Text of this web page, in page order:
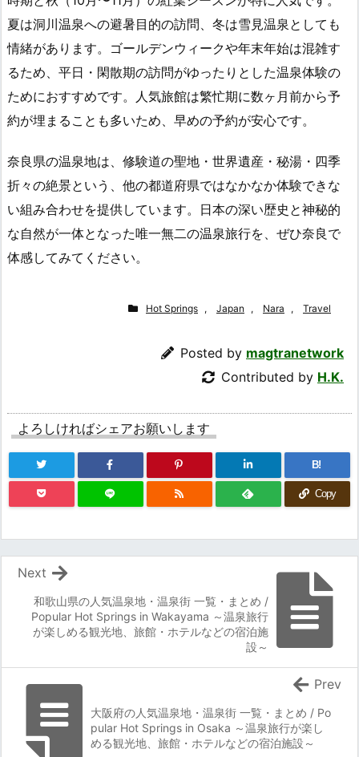
夏は洞川温泉への避暑目的の訪問、冬は雪見温泉としても
情緒があります。ゴールデンウィークや年末年始は混雑す
るため、平日・閑散期の訪問がゆったりとした温泉体験の
ためにおすすめです。人気旅館は繁忙期に数ヶ月前から予
約が埋まることも多いため、早めの予約が安心です。
奈良県の温泉地は、修験道の聖地・世界遺産・秘湯・四季
折々の絶景という、他の都道府県ではなかなか体験できな
い組み合わせを提供しています。日本の深い歴史と神秘的
な自然が一体となった唯一無二の温泉旅行を、ぜひ奈良で
体感してみてください。
Hot Springs , Japan , Nara , Travel
Posted by magtranetwork
Contributed by H.K.
よろしければシェアお願いします
B!
Copy
和歌山県の人気温泉地・温泉街 一覧・まとめ /
Popular Hot Springs in Wakayama ～温泉旅行
が楽しめる観光地、旅館・ホテルなどの宿泊施
設～
Next
大阪府の人気温泉地・温泉街 一覧・まとめ / Po
pular Hot Springs in Osaka ～温泉旅行が楽し
める観光地、旅館・ホテルなどの宿泊施設～
Prev